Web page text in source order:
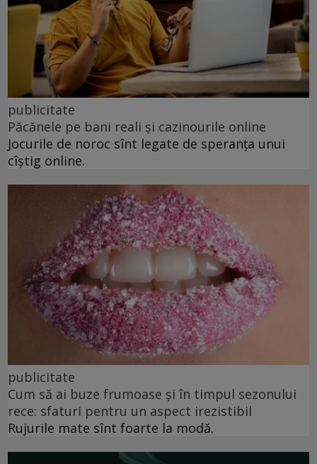
publicitate
Păcănele pe bani reali și cazinourile online
Jocurile de noroc sînt legate de speranța unui
cîștig online.
publicitate
Cum să ai buze frumoase şi în timpul sezonului
rece: sfaturi pentru un aspect irezistibil
Rujurile mate sînt foarte la modă.